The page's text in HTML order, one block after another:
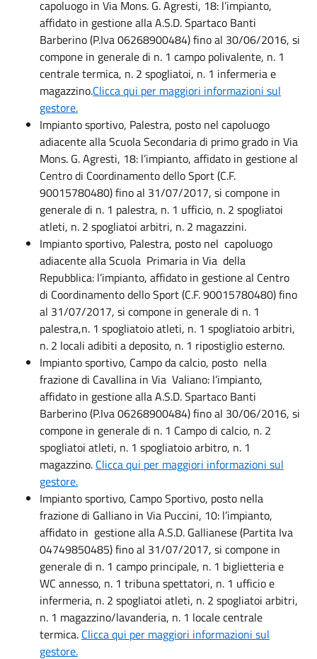
capoluogo in Via Mons. G. Agresti, 18: l’impianto,
affidato in gestione alla A.S.D. Spartaco Banti
Barberino (P.Iva 06268900484) fino al 30/06/2016, si
compone in generale di n. 1 campo polivalente, n. 1
centrale termica, n. 2 spogliatoi, n. 1 infermeria e
magazzino.Clicca qui per maggiori informazioni sul
gestore.
Impianto sportivo, Palestra, posto nel capoluogo
adiacente alla Scuola Secondaria di primo grado in Via
Mons. G. Agresti, 18: l’impianto, affidato in gestione al
Centro di Coordinamento dello Sport (C.F.
90015780480) fino al 31/07/2017, si compone in
generale di n. 1 palestra, n. 1 ufficio, n. 2 spogliatoi
atleti, n. 2 spogliatoi arbitri, n. 2 magazzini.
Impianto sportivo, Palestra, posto nel capoluogo
adiacente alla Scuola Primaria in Via della
Repubblica: l’impianto, affidato in gestione al Centro
di Coordinamento dello Sport (C.F. 90015780480) fino
al 31/07/2017, si compone in generale di n. 1
palestra,n. 1 spogliatoio atleti, n. 1 spogliatoio arbitri,
n. 2 locali adibiti a deposito, n. 1 ripostiglio esterno.
Impianto sportivo, Campo da calcio, posto nella
frazione di Cavallina in Via Valiano: l’impianto,
affidato in gestione alla A.S.D. Spartaco Banti
Barberino (P.Iva 06268900484) fino al 30/06/2016, si
compone in generale di n. 1 Campo di calcio, n. 2
spogliatoi atleti, n. 1 spogliatoio arbitro, n. 1
magazzino. Clicca qui per maggiori informazioni sul
gestore.
Impianto sportivo, Campo Sportivo, posto nella
frazione di Galliano in Via Puccini, 10: l’impianto,
affidato in gestione alla A.S.D. Gallianese (Partita Iva
04749850485) fino al 31/07/2017, si compone in
generale di n. 1 campo principale, n. 1 biglietteria e
WC annesso, n. 1 tribuna spettatori, n. 1 ufficio e
infermeria, n. 2 spogliatoi atleti, n. 2 spogliatoi arbitri,
n. 1 magazzino/lavanderia, n. 1 locale centrale
termica. Clicca qui per maggiori informazioni sul
gestore.